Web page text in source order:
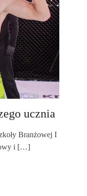
ucznia
Branżowej I
i […]